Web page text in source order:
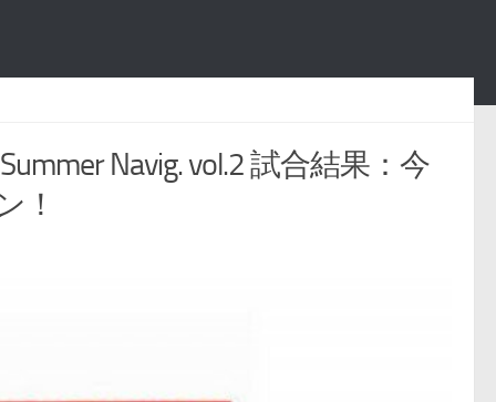
Navig. vol.2 試合結果：今
！